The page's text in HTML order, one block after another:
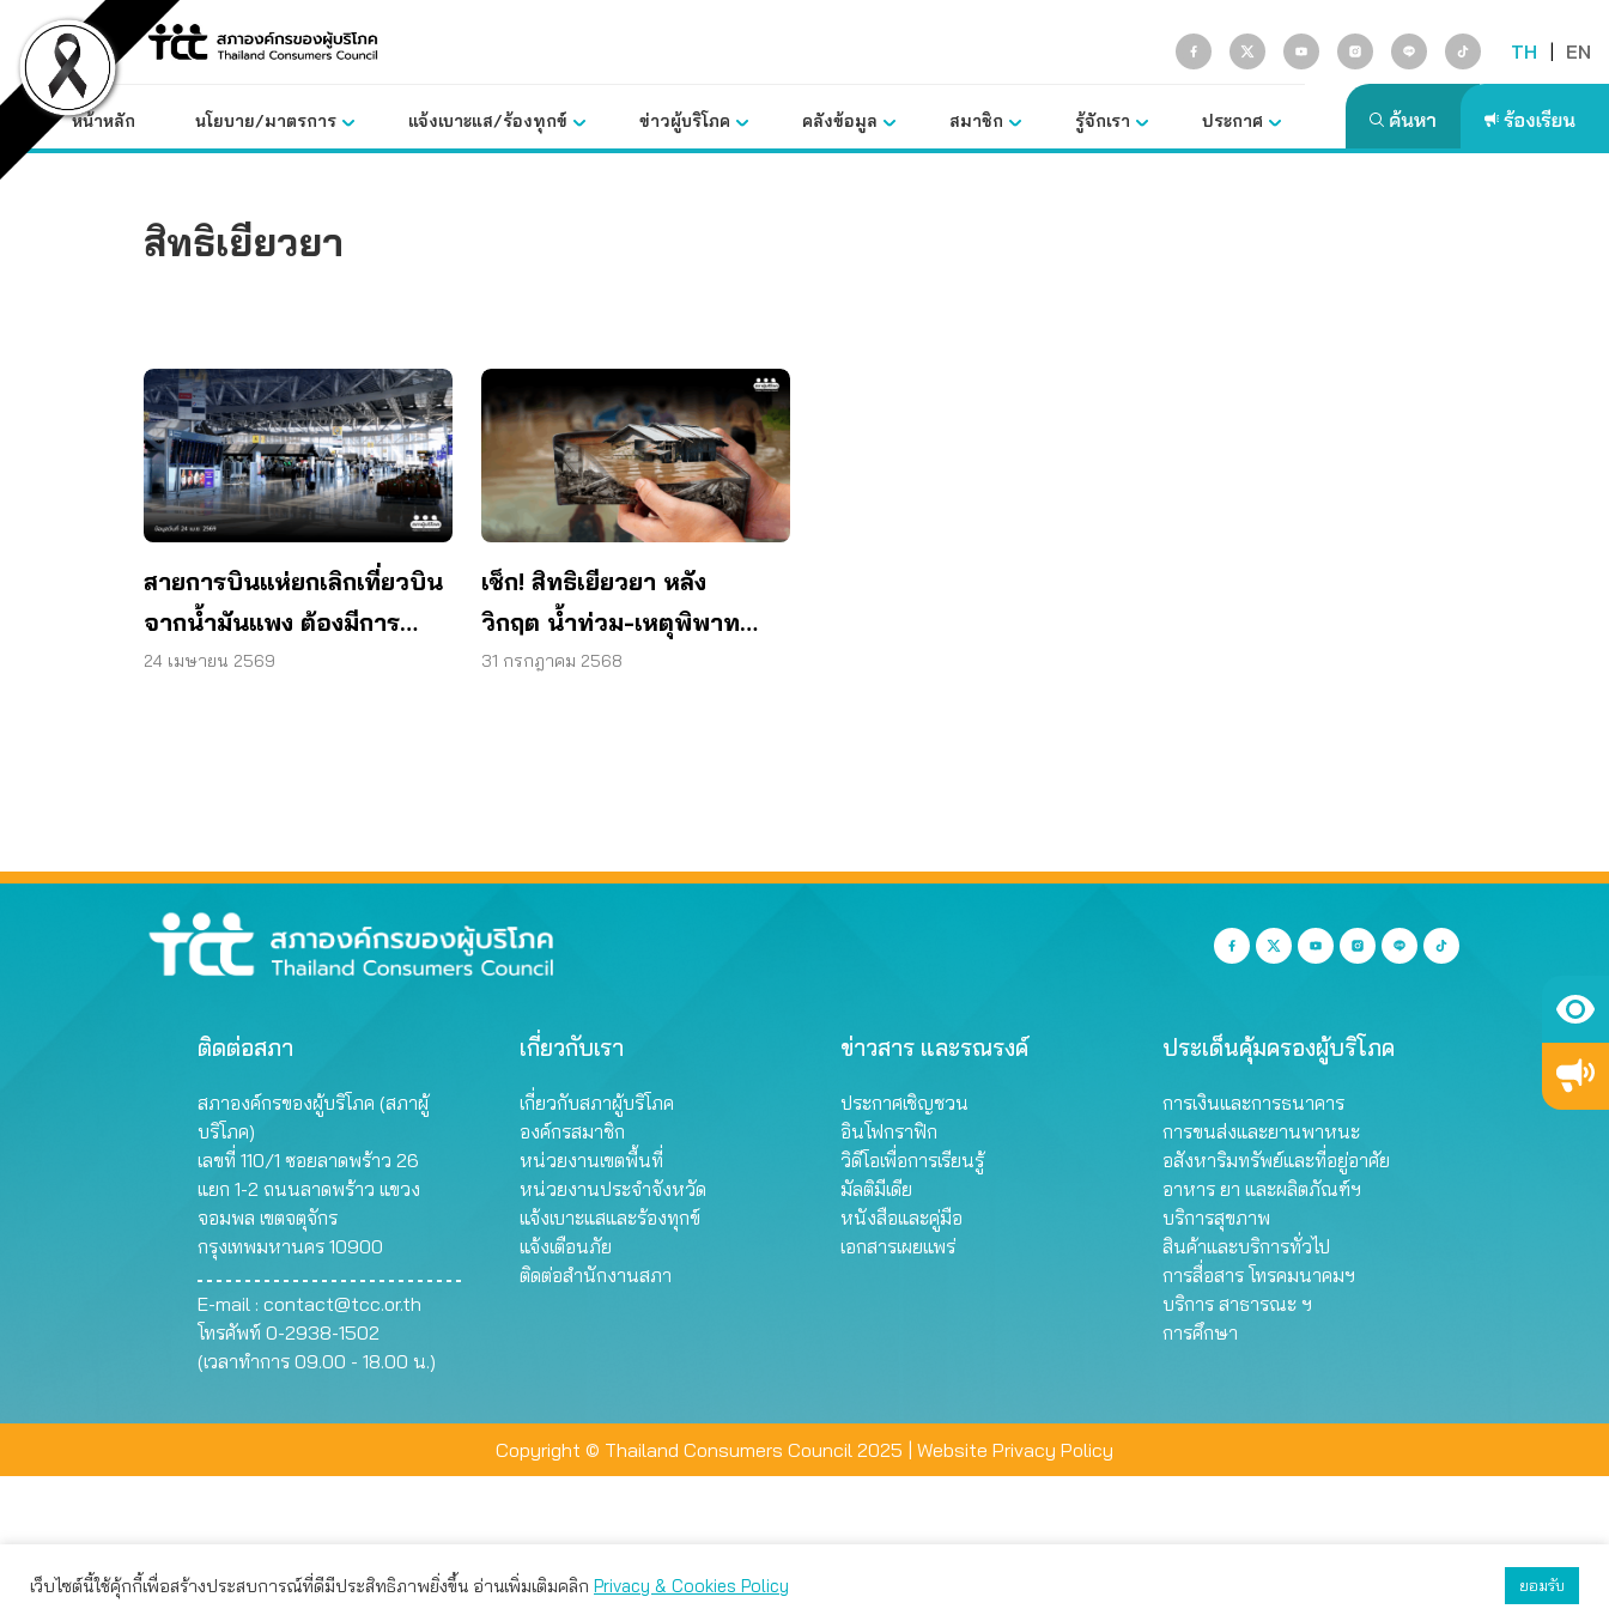
content
TH | EN
หน้าหลัก นโยบาย/มาตรการ แจ้งเบาะแส/ร้องทุกข์ ข่าวผู้บริโภค คลังข้อมูล สมาชิก รู้จักเรา ประกาศ
สิทธิเยียวยา
สายการบินแห่ยกเลิกเที่ยวบิน
จากน้ำมันแพง ต้องมีการ
เยียวยา ชดเชยให้แก่ผู้บริโภค
24 เมษายน 2569
เช็ก! สิทธิเยียวยา หลัง
วิกฤต น้ำท่วม-เหตุพิพาท
ชายแดน มีอะไรบ้าง
31 กรกฎาคม 2568
ติดต่อสภา
สภาองค์กรของผู้บริโภค (สภาผู้
บริโภค)
เลขที่ 110/1 ซอยลาดพร้าว 26
แยก 1-2 ถนนลาดพร้าว แขวง
จอมพล เขตจตุจักร
กรุงเทพมหานคร 10900
E-mail : contact@tcc.or.th
โทรศัพท์ 0-2938-1502
(เวลาทำการ 09.00 - 18.00 น.)
เกี่ยวกับเรา
เกี่ยวกับสภาผู้บริโภค
องค์กรสมาชิก
หน่วยงานเขตพื้นที่
หน่วยงานประจำจังหวัด
แจ้งเบาะแสและร้องทุกข์
แจ้งเตือนภัย
ติดต่อสำนักงานสภา
ข่าวสาร และรณรงค์
ประกาศเชิญชวน
อินโฟกราฟิก
วิดีโอเพื่อการเรียนรู้
มัลติมีเดีย
หนังสือและคู่มือ
เอกสารเผยแพร่
ประเด็นคุ้มครองผู้บริโภค
การเงินและการธนาคาร
การขนส่งและยานพาหนะ
อสังหาริมทรัพย์และที่อยู่อาศัย
อาหาร ยา และผลิตภัณฑ์ฯ
บริการสุขภาพ
สินค้าและบริการทั่วไป
การสื่อสาร โทรคมนาคมฯ
บริการ สาธารณะ ฯ
การศึกษา
Copyright © Thailand Consumers Council 2025 | Website Privacy Policy
เว็บไซต์นี้ใช้คุ้กกี้เพื่อสร้างประสบการณ์ที่ดีมีประสิทธิภาพยิ่งขึ้น อ่านเพิ่มเติมคลิก Privacy & Cookies Policy ยอมรับ
เว็บไซต์นี้ใช้คุกกี้เพื่อมอบประสบการณ์การใช้งานที่ดีให้แก่ท่าน คุณสามารถเลือกตั้งค่าความเป็นส่วนตัวได้